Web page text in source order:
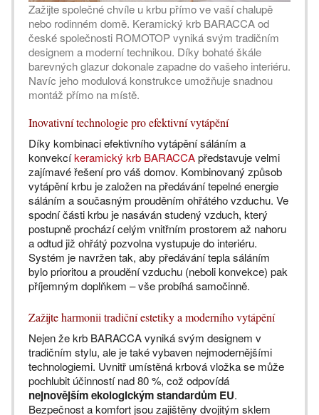
Zažijte společné chvíle u krbu přímo ve vaší chalupě
nebo rodinném domě. Keramický krb BARACCA od
české společnosti ROMOTOP vyniká svým tradičním
designem a moderní technikou. Díky bohaté škále
barevných glazur dokonale zapadne do vašeho interiéru.
Navíc jeho modulová konstrukce umožňuje snadnou
montáž přímo na místě.
Inovativní technologie pro efektivní vytápění
Díky kombinaci efektivního vytápění sáláním a
konvekcíkeramický krb BARACCApředstavuje velmi
zajímavé řešení pro váš domov. Kombinovaný způsob
vytápění krbu je založen na předávání tepelné energie
sáláním a současným prouděním ohřátého vzduchu. Ve
spodní části krbu je nasáván studený vzduch, který
postupně prochází celým vnitřním prostorem až nahoru
a odtud již ohřátý pozvolna vystupuje do interiéru.
Systém je navržen tak, aby předávání tepla sáláním
bylo prioritou a proudění vzduchu (neboli konvekce) pak
příjemným doplňkem – vše probíhá samočinně.
Zažijte harmonii tradiční estetiky a moderního vytápění
Nejen že krb BARACCA vyniká svým designem v
tradičním stylu, ale je také vybaven nejmodernějšími
technologiemi. Uvnitř umístěná krbová vložka se může
pochlubit účinností nad 80 %, což odpovídá
nejnovějším ekologickým standardům EU.
Bezpečnost a komfort jsou zajištěny dvojitým sklem